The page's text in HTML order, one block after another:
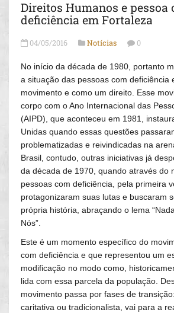
Direitos Humanos e pessoa
deficiência em Fortaleza
04/05/2016 Notícias 0
No início da década de 1980, portanto
a situação das pessoas com deficiência
movimento e como um direito. Esse
corpo com o Ano Internacional das
(AIPD), que aconteceu em 1981,
Unidas quando essas questões
problematizadas e reivindicadas na
Brasil, contudo, outras iniciativas já
da década de 1970, quando através do
pessoas com deficiência, pela primeira
protagonizaram suas lutas e buscaram
própria história, abraçando o lema
Nós”.
Este é um momento específico do
com deficiência e que representou um
modificação no modo como,
lida com essa parcela da população.
movimento passa por fases de
caritativa ou tradicionalista, vai para a